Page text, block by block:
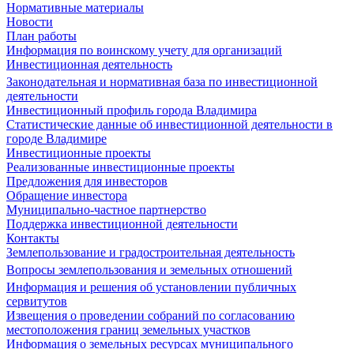
Нормативные материалы
Новости
План работы
Информация по воинскому учету для организаций
Инвестиционная деятельность
Законодательная и нормативная база по инвестиционной
деятельности
Инвестиционный профиль города Владимира
Статистические данные об инвестиционной деятельности в
городе Владимире
Инвестиционные проекты
Реализованные инвестиционные проекты
Предложения для инвесторов
Обращение инвестора
Муниципально-частное партнерство
Поддержка инвестиционной деятельности
Контакты
Землепользование и градостроительная деятельность
Вопросы землепользования и земельных отношений
Информация и решения об установлении публичных
сервитутов
Извещения о проведении собраний по согласованию
местоположения границ земельных участков
Информация о земельных ресурсах муниципального